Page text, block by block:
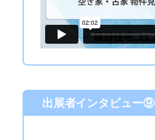
出展者インタビュー⑨